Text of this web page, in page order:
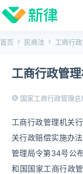
首页 民商法 工商行
工商行政管
国家工商行政管理总
工商行政管理机关
关行政赔偿实施办
管理局令第34号公
和国国家工商行政